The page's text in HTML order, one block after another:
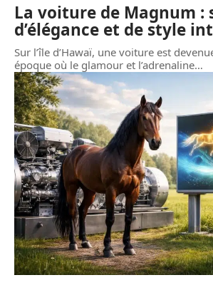
La voiture de Magnum :
d’élégance et de style
Sur l’île d’Hawaï, une voiture est
époque où le glamour et l’adrenaline…